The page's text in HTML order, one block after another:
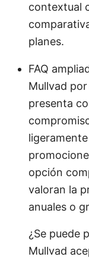
contextual
planes.
FAQ
Mullvad
presenta
opción
valoran la
anuales o
¿Se puede
Mullvad